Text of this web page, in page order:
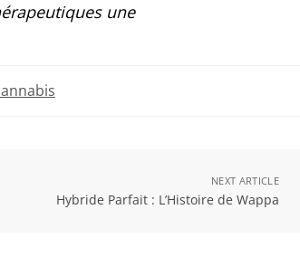
une
NEXT ARTICLE
Hybride Parfait : L’Histoire de Wappa